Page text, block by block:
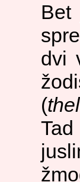
Bet
dvi
(